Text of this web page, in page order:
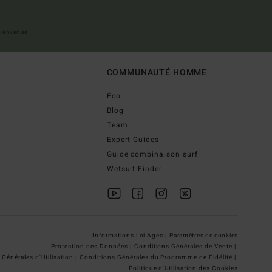
COMMUNAUTÉ HOMME
Éco
Blog
Team
Expert Guides
Guide combinaison surf
Wetsuit Finder
Informations Loi Agec | Paramètres de cookies
Protection des Données | Conditions Générales de Vente |
d'Utilisation | Conditions Générales du Programme de Fidélité |
Politique d'Utilisation des Cookies